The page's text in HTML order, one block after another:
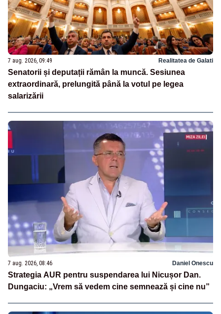
7 aug. 2026, 09:49 Realitatea de Galati
Senatorii și deputații rămân la muncă. Sesiunea
extraordinară, prelungită până la votul pe legea
salarizării
7 aug. 2026, 08:46 Daniel Onescu
Strategia AUR pentru suspendarea lui Nicușor Dan.
Dungaciu: „Vrem să vedem cine semnează și cine nu”